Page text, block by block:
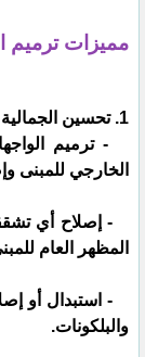
مميزات ترميم
1. تحسين الجمالية والمظهر العام للمبنى:
- ترميم
الخارجي للمبنى
- إصلاح أي
المظهر العام
- استبدال أو
والبلكونات.